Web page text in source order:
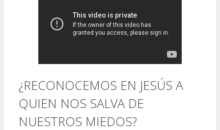
¿RECONOCEMOS EN JESÚS A
QUIEN NOS SALVA DE
NUESTROS MIEDOS?